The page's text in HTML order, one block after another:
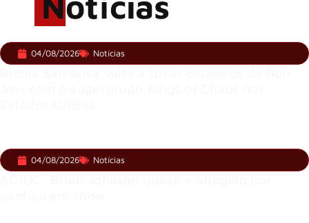
04/08/2026 Notícias
04/08/2026 Notícias